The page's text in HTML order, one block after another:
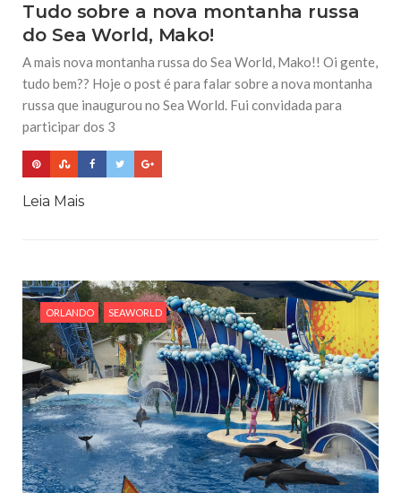
Tudo sobre a nova montanha russa
do Sea World, Mako!
A mais nova montanha russa do Sea World, Mako!! Oi gente,
tudo bem?? Hoje o post é para falar sobre a nova montanha
russa que inaugurou no Sea World. Fui convidada para
participar dos 3
Leia Mais
ORLANDO SEAWORLD